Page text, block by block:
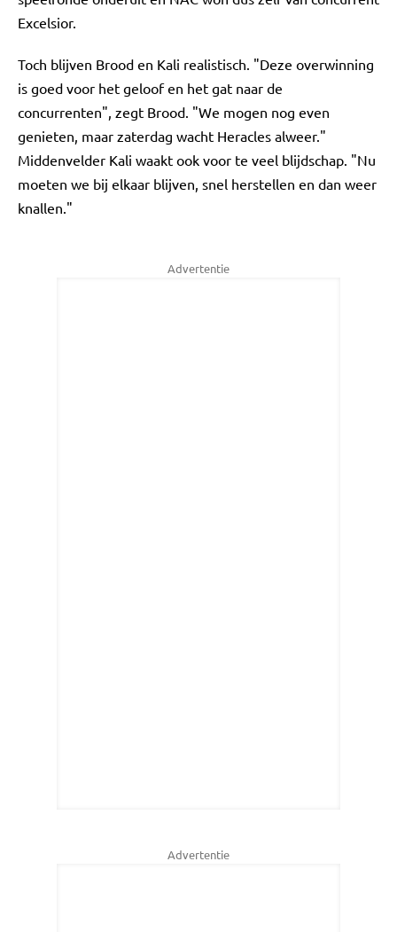
Excelsior.
Toch blijven Brood en Kali realistisch. "Deze overwinning
is goed voor het geloof en het gat naar de
concurrenten", zegt Brood. "We mogen nog even
genieten, maar zaterdag wacht Heracles alweer."
Middenvelder Kali waakt ook voor te veel blijdschap. "Nu
moeten we bij elkaar blijven, snel herstellen en dan weer
knallen."
Advertentie
Advertentie